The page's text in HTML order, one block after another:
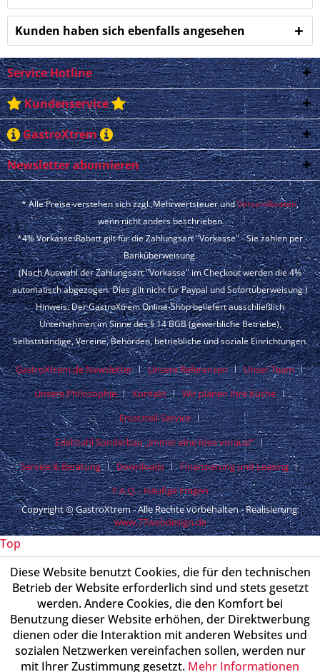
Kunden haben sich ebenfalls angesehen
Service Hotline
Kundenservice
GastroXtrem
Newsletter abonnieren
* Alle Preise verstehen sich zzgl. Mehrwertsteuer undVersandkosten,
wenn nicht anders beschrieben
*4% Vorkasse-Rabatt gilt für die Zahlungsart "Vorkasse" - Sie zahlen per
Banküberweisung.
(Nach Auswahl der Zahlungsart "Vorkasse" im Checkout werden die 4%
automatisch abgezogen. Dies gilt nicht für Paypal und Sofortüberweisung.)
Hinweis: Der GastroXtrem Online-Shop beliefert ausschließlich
Unternehmen im Sinne des § 14 BGB (gewerbliche Betriebe),
Selbstständige, Vereine, Behörden, betriebliche und soziale Einrichtungen.
GastroXtrem.de Newsletter Unsere Referenzen
Unser Team
Unsere Philosophie
Kontakt
Wir planen Ihre Küche
Ersatzteil-Service
Edelstahl Sonderbau „immer eine Idee voraus!“
Service & Beratung
Downloads
Finanzierung und Leasing
F.A.Q. - Häufige Fragen
Copyright © GastroXtrem - Alle Rechte vorbehalten - Realisierung:
www.77webdesign.de
Top
Diese Website benutzt Cookies, die für den technischen
Betrieb der Website erforderlich sind und stets gesetzt
werden. Andere Cookies, die den Komfort bei
Benutzung dieser Website erhöhen, der Direktwerbung
dienen oder die Interaktion mit anderen Websites und
sozialen Netzwerken vereinfachen sollen, werden nur
mit Ihrer Zustimmung gesetzt. Mehr Informationen